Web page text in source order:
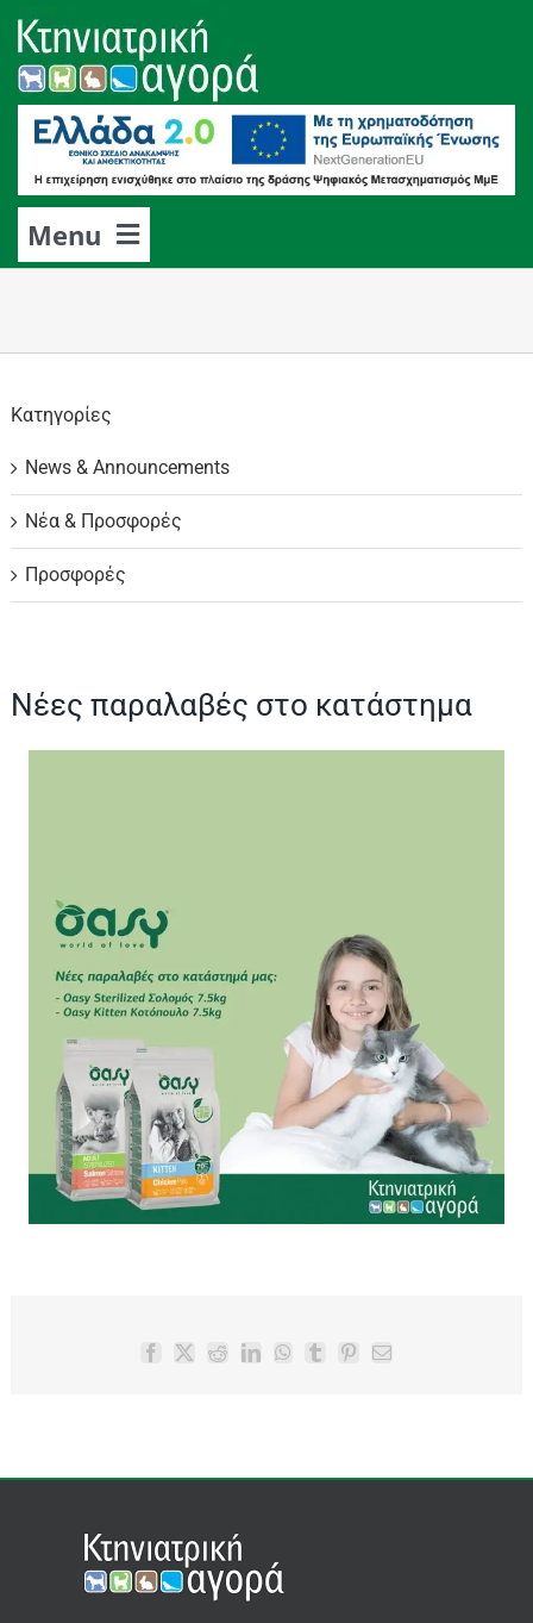
Μετάβαση
στο
περιεχόμενο
Menu
Προϊόντα
Επικοινωνία
Νέες παραλαβές στο κατάστημα
Facebook
X RedditLinkedInWhatsApp
TumblrPinterest
Email
Kατηγορίες
News & Announcements
Νέα & Προσφορές
Προσφορές